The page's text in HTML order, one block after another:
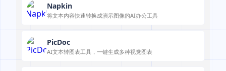
Napkin
将文本内容快速转换成演示图像的AI办公工具
PicDoc
AI文本转图表工具，一键生成多种视觉图表